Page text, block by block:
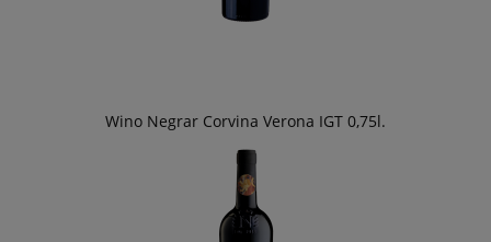
Wino Negrar Corvina Verona IGT 0,75l.